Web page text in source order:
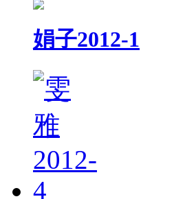
娟子2012-1